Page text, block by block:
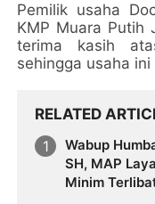
Pemilik usaha
KMP Muara Putih
terima kasih
sehingga usaha
RELATED
Wabup
SH, MAP
Minim